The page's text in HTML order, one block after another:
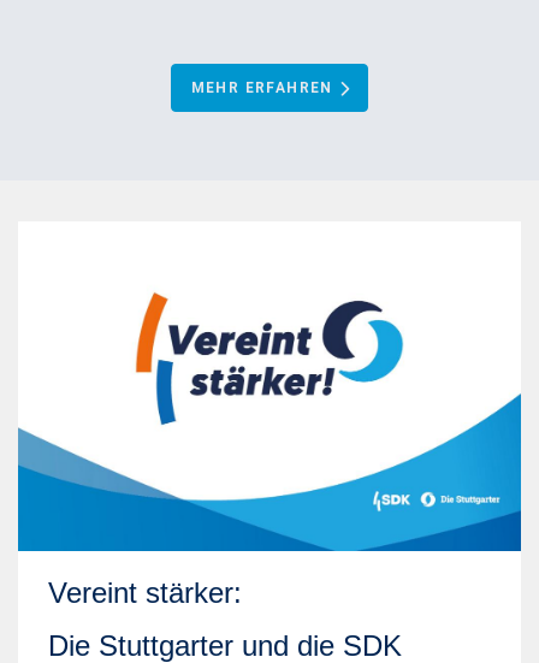
MEHR ERFAHREN
Vereint stärker:
Die Stuttgarter und die SDK